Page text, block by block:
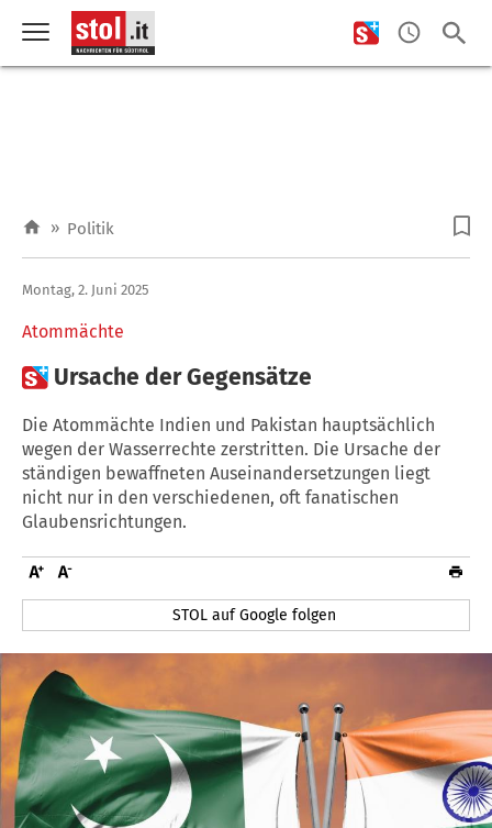
» Politik
Atommächte
Montag, 2. Juni 2025
 Ursache der Gegensätze
Die Atommächte Indien und Pakistan hauptsächlich
wegen der Wasserrechte zerstritten. Die Ursache der
ständigen bewaffneten Auseinandersetzungen liegt
nicht nur in den verschiedenen, oft fanatischen
Glaubensrichtungen.
STOL auf Google folgen